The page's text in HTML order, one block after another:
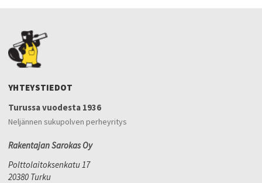
YHTEYSTIEDOT
Turussa vuodesta 1936
Neljännen sukupolven perheyritys
Rakentajan Sarokas Oy
Polttolaitoksenkatu 17
20380 Turku